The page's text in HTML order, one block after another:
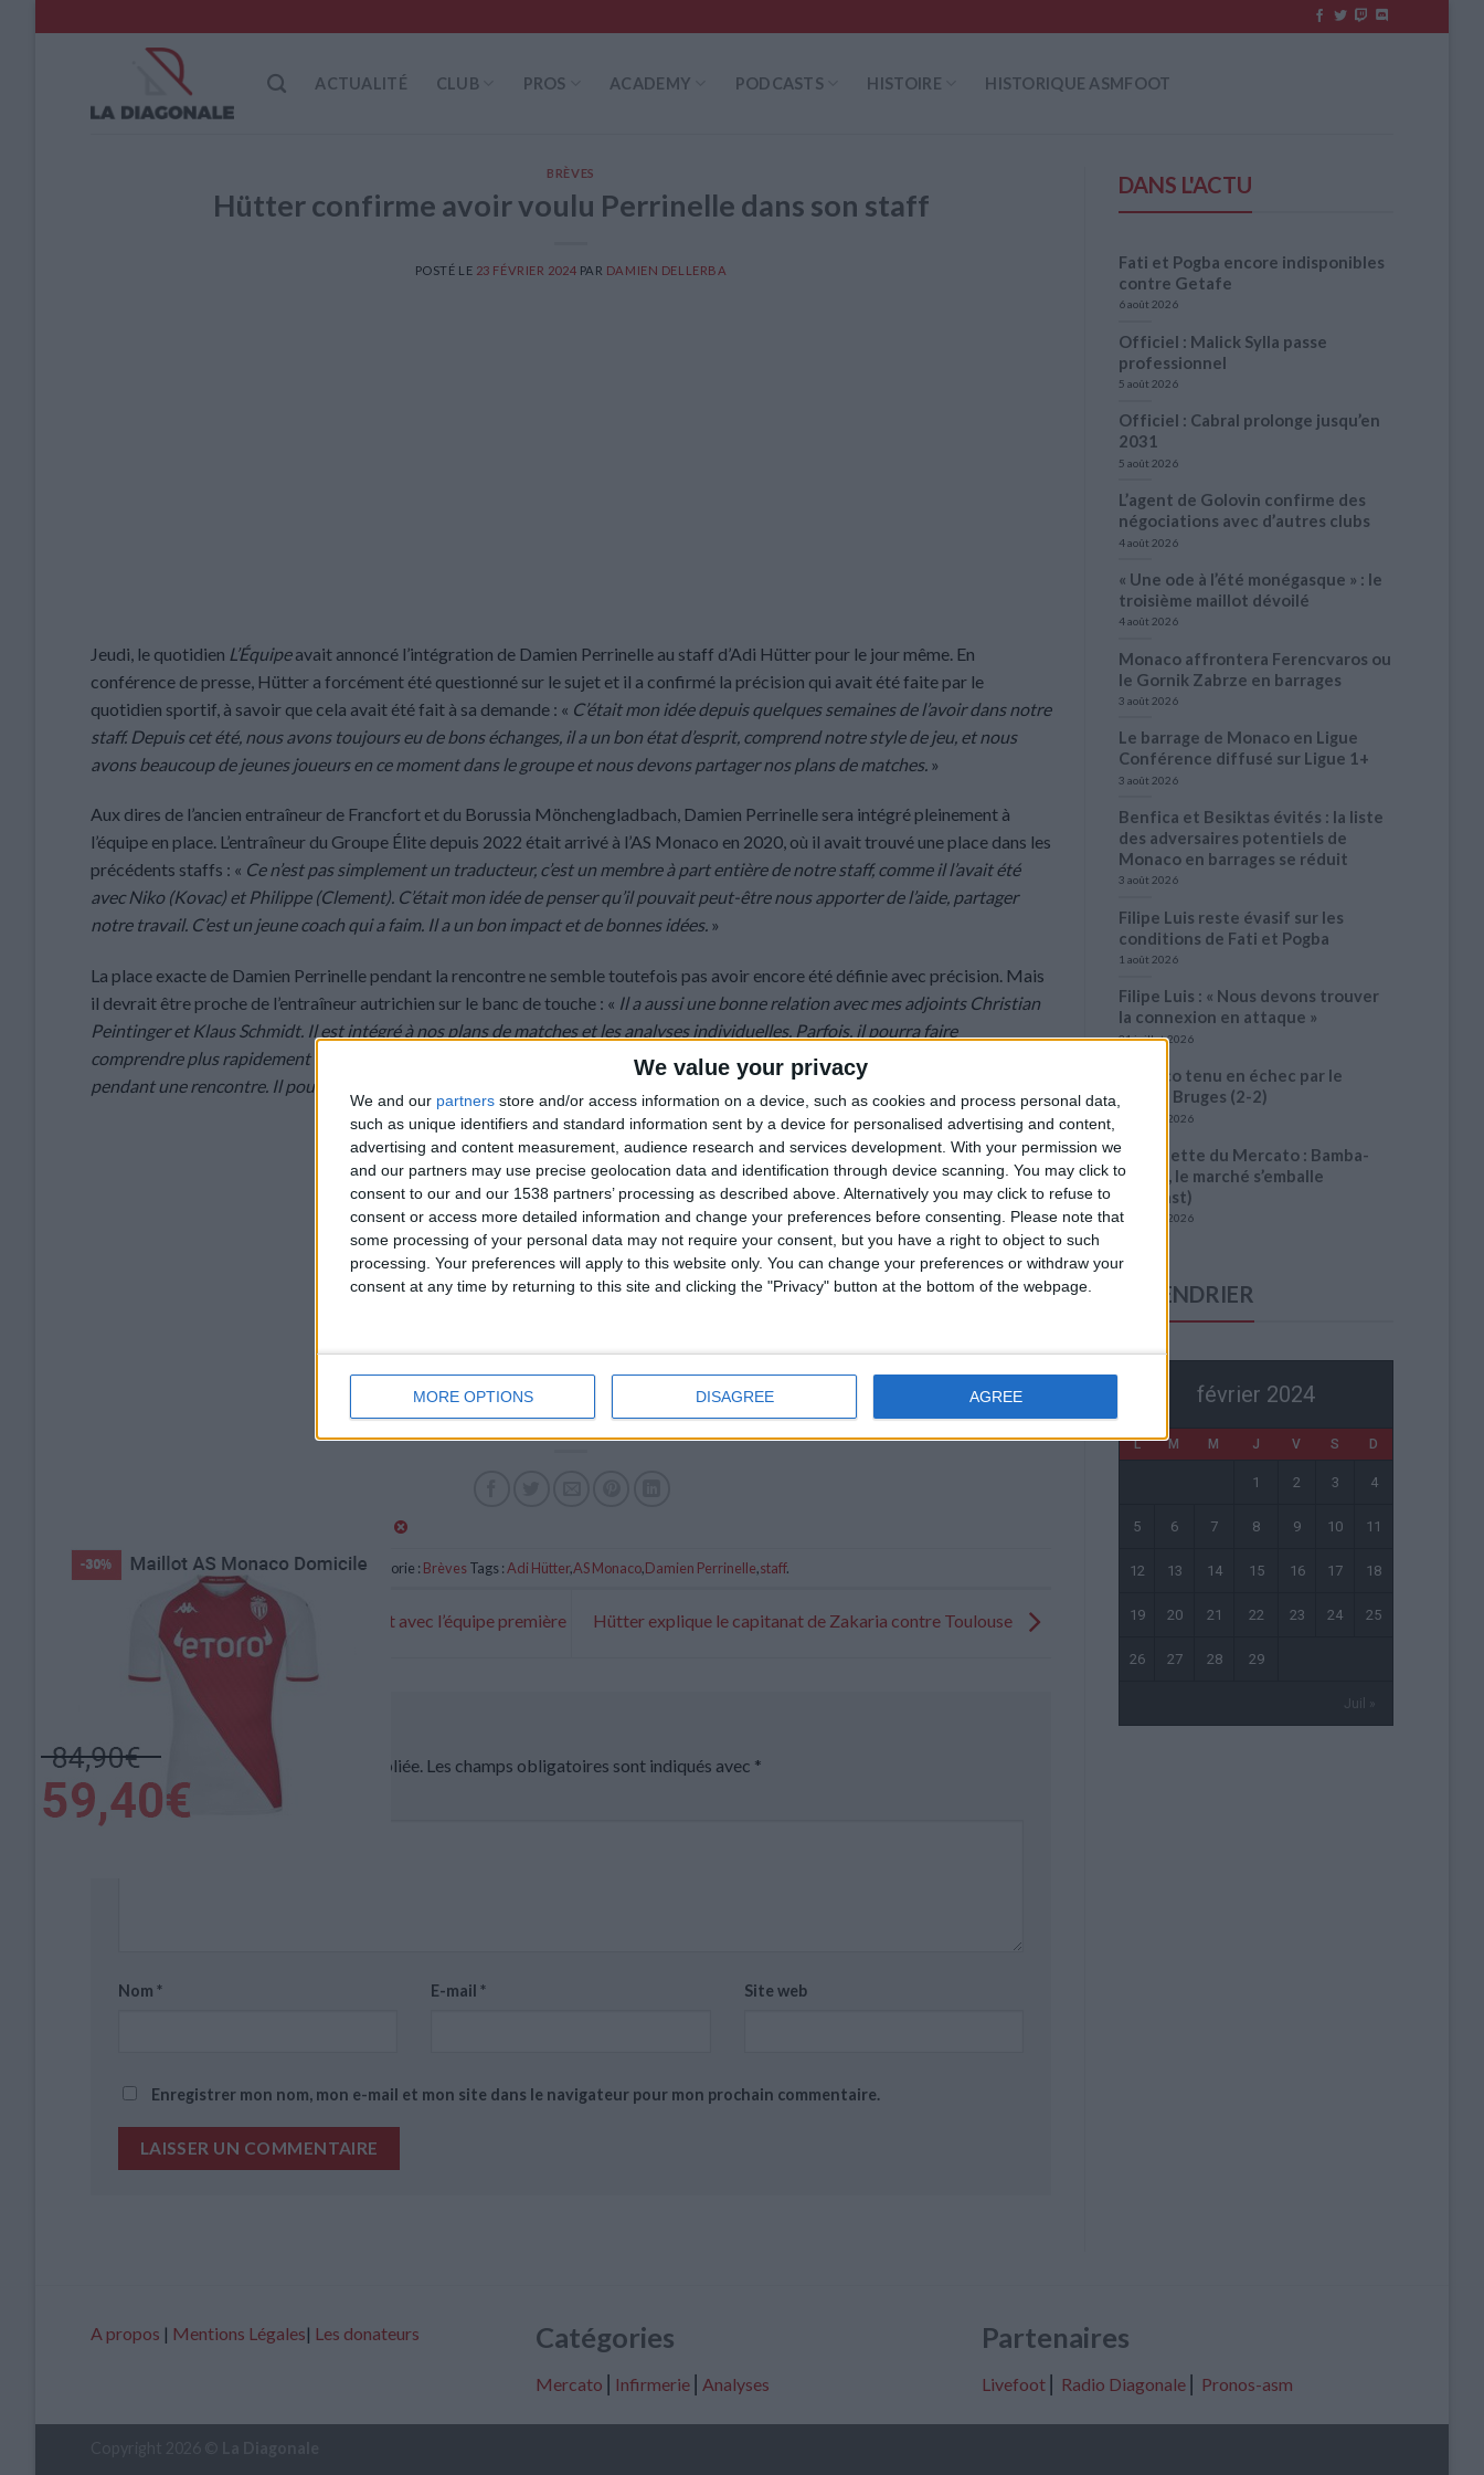
We value your privacy
We and our partners store and/or access information on a device, such as cookies and process personal data,
such as unique identifiers and standard information sent by a device for personalised advertising and content,
advertising and content measurement, audience research and services development. With your permission we
and our partners may use precise geolocation data and identification through device scanning. You may click to
consent to our and our 1538 partners’ processing as described above. Alternatively you may click to refuse to
consent or access more detailed information and change your preferences before consenting.
Please note that
some processing of your personal data may not require your consent, but you have a right to object to such
processing. Your preferences will apply to this website only. You can change your preferences or withdraw your
consent at any time by returning to this site and clicking the "Privacy" button at the bottom of the webpage.
MORE OPTIONS DISAGREE AGREE
to
ACTUALITÉ CLUB PROS ACADEMY PODCASTS HISTOIRE HISTORIQUE ASMFOOT
BRÈVES
Hütter confirme avoir voulu Perrinelle dans son staff
POSTÉ LE 23 FÉVRIER 2024 PAR DAMIEN DELLERBA
Jeudi, le quotidien L’Équipeavait annoncé l’intégration de Damien Perrinelle au staff d’Adi Hütter pour le jour même. En
conférence de presse, Hütter a forcément été questionné sur le sujet et il a confirmé la précision qui avait été faite par le
quotidien sportif, à savoir que cela avait été fait à sa demande : « C’était mon idée depuis quelques semaines de l’avoir dans notre
staff. Depuis cet été, nous avons toujours eu de bons échanges, il a un bon état d’esprit, comprend notre style de jeu, et nous
avons beaucoup de jeunes joueurs en ce moment dans le groupe et nous devons partager nos plans de matches. »
Aux dires de l’ancien entraîneur de Francfort et du Borussia Mönchengladbach, Damien Perrinelle sera intégré pleinement à
l’équipe en place. L’entraîneur du Groupe Élite depuis 2022 était arrivé à l’AS Monaco en 2020, où il avait trouvé une place dans les
précédents staffs : « Ce n’est pas simplement un traducteur, c’est un membre à part entière de notre staff, comme il l’avait été
avec Niko (Kovac) et Philippe (Clement). C’était mon idée de penser qu’il pouvait peut-être nous apporter de l’aide, partager
notre travail. C’est un jeune coach qui a faim. Il a un bon impact et de bonnes idées. »
La place exacte de Damien Perrinelle pendant la rencontre ne semble toutefois pas avoir encore été définie avec précision. Mais
il devrait être proche de l’entraîneur autrichien sur le banc de touche : « Il a aussi une bonne relation avec mes adjoints Christian
Peintinger et Klaus Schmidt. Il est intégré à nos plans de matches et les analyses individuelles. Parfois, il pourra faire
comprendre plus rapidement certaines consignes aux joueurs. Pour sa place, on en parlera, selon ce qu’il peut nous apporter
pendant une rencontre. Il pourrait être proche de moi sur le banc, on discutera de ça avec le staff technique.
Catégorie : BrèvesTags :Adi Hütter,AS Monaco,Damien Perrinelle,staff.
Embolo va retrouver l’entraînement avec l’équipe première Hütter explique le capitanat de Zakaria contre Toulouse
Laisser un commentaire
Votre adresse e-mail ne sera pas publiée. Les champs obligatoires sont indiqués avec *
Commentaire
Nom * E-mail* Site web
Enregistrer mon nom, mon e-mail et mon site dans le navigateur pour mon prochain commentaire.
DANS L'ACTU
Fati et Pogba encore indisponibles
contre Getafe
6 août 2026
Officiel : Malick Sylla passe
professionnel
5 août 2026
Officiel : Cabral prolonge jusqu’en
2031
5 août 2026
L’agent de Golovin confirme des
négociations avec d’autres clubs
4 août 2026
« Une ode à l’été monégasque » : le
troisième maillot dévoilé
4 août 2026
Monaco affrontera Ferencvaros ou
le Gornik Zabrze en barrages
3 août 2026
Le barrage de Monaco en Ligue
Conférence diffusé sur Ligue 1+
3 août 2026
Benfica et Besiktas évités : la liste
des adversaires potentiels de
Monaco en barrages se réduit
3 août 2026
Filipe Luis reste évasif sur les
conditions de Fati et Pogba
1 août 2026
Filipe Luis : « Nous devons trouver
la connexion en attaque »
31 juillet 2026
Monaco tenu en échec par le
Cercle Bruges (2-2)
31 juillet 2026
La Gazette du Mercato : Bamba-
Abline, le marché s’emballe
(Podcast)
31 juillet 2026
CALENDRIER
février 2024
L M M J V S D
Juil »
1 2 3 4
5 6 7 8 9 10 11
12 13 14 15 16 17 18
19 20 21 22 23 24 25
26 27 28 29
A propos | Mentions Légales| Les donateurs Catégories
Mercato Infirmerie Analyses
Partenaires
Livefoot⎢ Radio Diagonale⎢ Pronos-asm